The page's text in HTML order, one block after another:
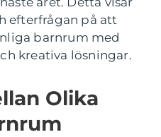
efterfrågan på att
barnrum med
kreativa lösningar.
Olika